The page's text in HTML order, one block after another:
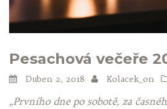
Pesachová večeře
Duben 2, 2018 Kolacek_on
„Prvního dne po sobotě, za